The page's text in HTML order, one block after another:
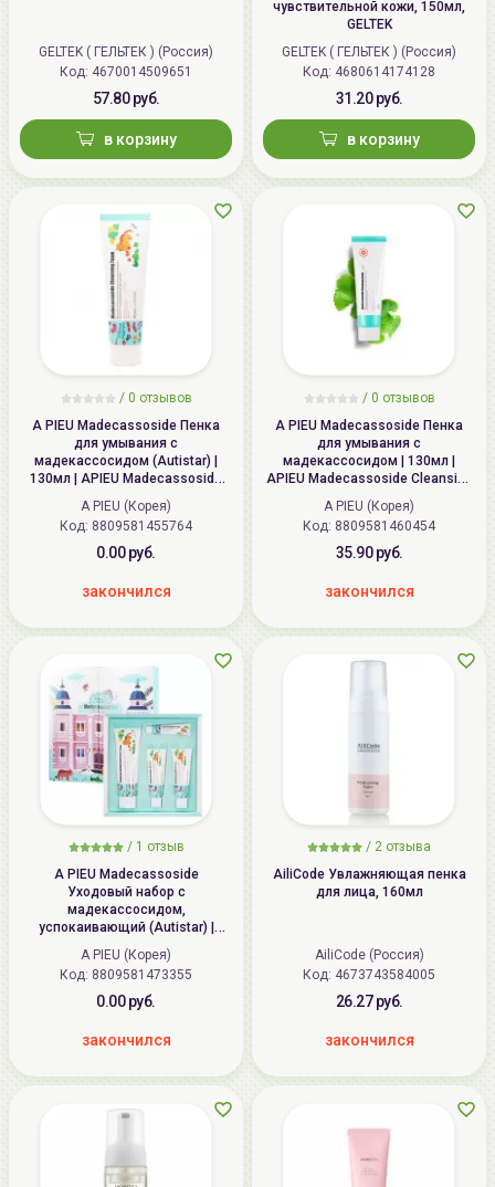
GELTEK ( ГЕЛЬТЕК ) (Россия)
Код: 4670014509651
57.80 руб.
в корзину
чувствительной кожи, 150мл,
GELTEK
GELTEK ( ГЕЛЬТЕК ) (Россия)
Код: 4680614174128
31.20 руб.
в корзину
/ 0 отзывов
A PIEU Madecassoside Пенка
для умывания с
мадекассосидом (Autistar) |
130мл | APIEU Madecassoside
Cleansing Foam (Autistar)
A PIEU (Корея)
Код: 8809581455764
0.00 руб.
закончился
/ 0 отзывов
A PIEU Madecassoside Пенка
для умывания с
мадекассосидом | 130мл |
APIEU Madecassoside Cleansing
Foam
A PIEU (Корея)
Код: 8809581460454
35.90 руб.
закончился
/ 1 отзыв
A PIEU Madecassoside
Уходовый набор с
мадекассосидом,
успокаивающий (Autistar) |
100мл+50мл+50мл+15мл | APIEU
Madecassoside Special Set with
Autistar
A PIEU (Корея)
Код: 8809581473355
0.00 руб.
закончился
/ 2 отзыва
AiliCode Увлажняющая пенка
для лица, 160мл
AiliCode (Россия)
Код: 4673743584005
26.27 руб.
закончился